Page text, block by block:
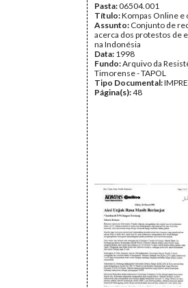
Pasta:06504.001
Título:Kompas Online e
Assunto: Conjunto de
acerca dos protestos de
na Indonésia
Data: 1998
Fundo:Arquivo da
Timorense - TAPOL
Tipo Documental:
Página(s):48